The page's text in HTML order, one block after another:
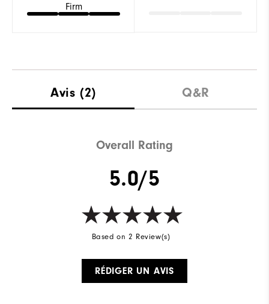
Firm
Avis (2) Q&R
Overall Rating
5.0/5
Based on 2 Review(s)
RÉDIGER UN AVIS